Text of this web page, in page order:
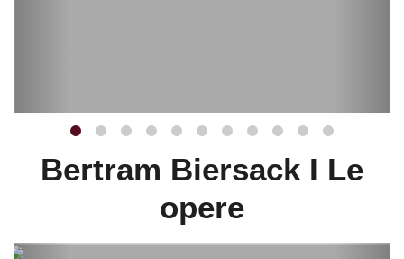
Bertram Biersack I Le
opere